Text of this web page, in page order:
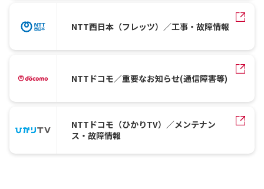
NTT西日本（フレッツ）／工事・故障情報
NTTドコモ／重要なお知らせ(通信障害等)
NTTドコモ（ひかりTV）／メンテナン
ス・故障情報